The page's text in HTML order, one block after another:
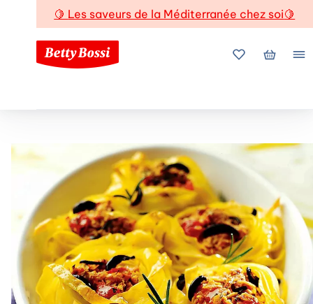
🍋 Les saveurs de la Méditerranée chez soi🍋
Mes favoris
Mon